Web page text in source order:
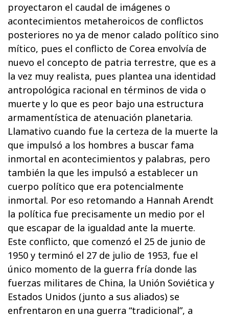
proyectaron el caudal de imágenes o
acontecimientos metaheroicos de conflictos
posteriores no ya de menor calado político sino
mítico, pues el conflicto de Corea envolvía de
nuevo el concepto de patria terrestre, que es a
la vez muy realista, pues plantea una identidad
antropológica racional en términos de vida o
muerte y lo que es peor bajo una estructura
armamentística de atenuación planetaria.
Llamativo cuando fue la certeza de la muerte la
que impulsó a los hombres a buscar fama
inmortal en acontecimientos y palabras, pero
también la que les impulsó a establecer un
cuerpo político que era potencialmente
inmortal. Por eso retomando a Hannah Arendt
la política fue precisamente un medio por el
que escapar de la igualdad ante la muerte.
Este conflicto, que comenzó el 25 de junio de
1950 y terminó el 27 de julio de 1953, fue el
único momento de la guerra fría donde las
fuerzas militares de China, la Unión Soviética y
Estados Unidos (junto a sus aliados) se
enfrentaron en una guerra “tradicional”, a